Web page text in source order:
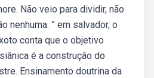
Não veio para dividir, não
nenhuma. ” em salvador, o
conta que o objetivo
é a construção do
Ensinamento doutrina da